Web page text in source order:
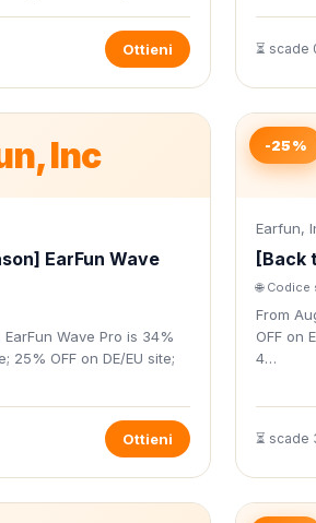
Ottieni ⏳ scade
Inc
EarFun Wave
Wave Pro is 34%
25% OFF on DE/EU site;
Ottieni
-25%
Earfun,
[Back
🌐
From
OFF on
4…
⏳ scade